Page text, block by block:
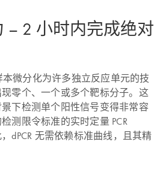
– 2 小时内完成绝对
本微分化为许多独立反应单元的技
零个、一个或多个靶标分子。这
下检测单个阳性信号变得非常容
测限令标准的实时定量 PCR
dPCR 无需依赖标准曲线，且其精